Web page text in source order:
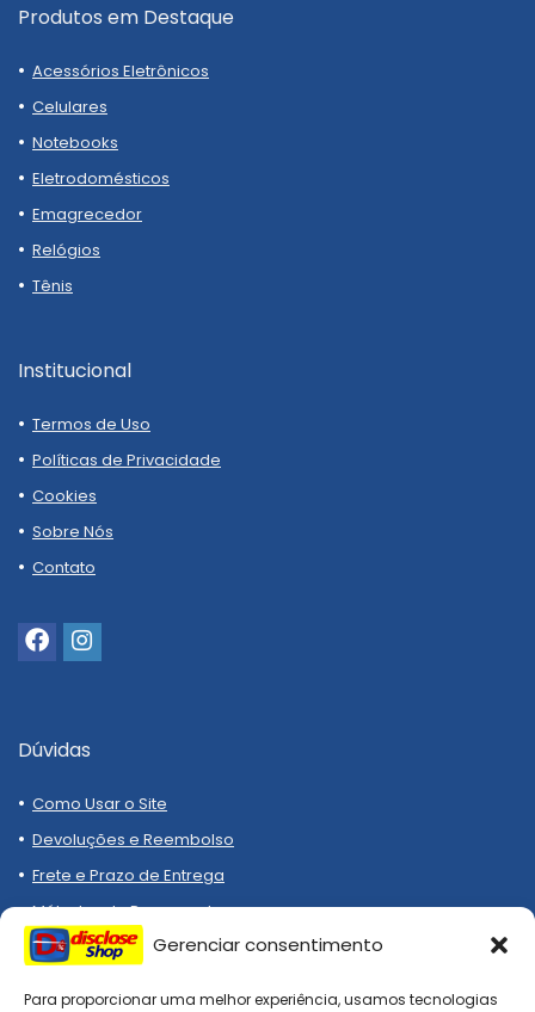
Gerenciar consentimento
Para proporcionar uma melhor experiência, usamos tecnologias
Produtos em Destaque
Acessórios Eletrônicos
Celulares
Notebooks
Eletrodomésticos
Emagrecedor
Relógios
Tênis
Institucional
Termos de Uso
Políticas de Privacidade
Cookies
Sobre Nós
Contato
Dúvidas
Como Usar o Site
Devoluções e Reembolso
Frete e Prazo de Entrega
Métodos de Pagamento